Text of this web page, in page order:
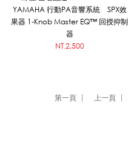
YAMAHA 行動PA音響系統 SPX效
果器 1-Knob Master EQ™ 回授抑制
器
NT.2,500
第一頁 上一頁